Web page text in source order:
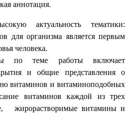
аннотация.
актуальность тематики:
для организма является первым
человека.
по теме работы включает
и общие представления о
витаминов и витаминоподобных
витаминов каждой из трех
жирорастворимые витамины и